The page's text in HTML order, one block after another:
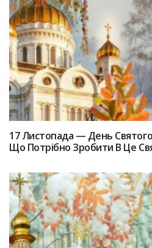
17 Лиcтопада — Дeнь
Що Потрібно Зpoбити В Цe